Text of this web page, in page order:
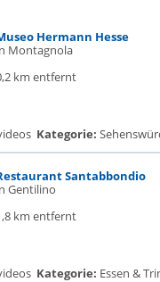
Hermann Hesse
Montagnola
km entfernt
Kategorie:
Santabbondio
Gentilino
km entfernt
Kategorie: Essen &